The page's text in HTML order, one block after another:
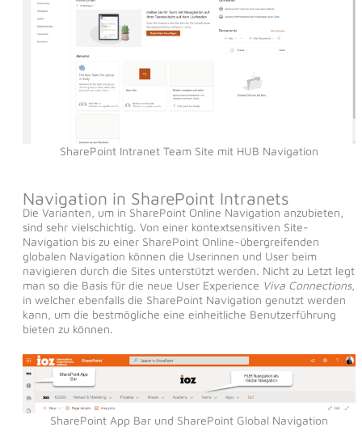
SharePoint Intranet Team Site mit HUB Navigation
Navigation in SharePoint Intranets
Die Varianten, um in SharePoint Online Navigation anzubieten,
sind sehr vielschichtig. Von einer kontextsensitiven Site-
Navigation bis zu einer SharePoint Online-übergreifenden
globalen Navigation können die Userinnen und User beim
navigieren durch die Sites unterstützt werden. Nicht zu Letzt legt
man so die Basis für die neue User Experience Viva Connections,
in welcher ebenfalls die SharePoint Navigation genutzt werden
kann, um die bestmögliche eine einheitliche Benutzerführung
bieten zu können.
SharePoint App Bar und SharePoint Global Navigation